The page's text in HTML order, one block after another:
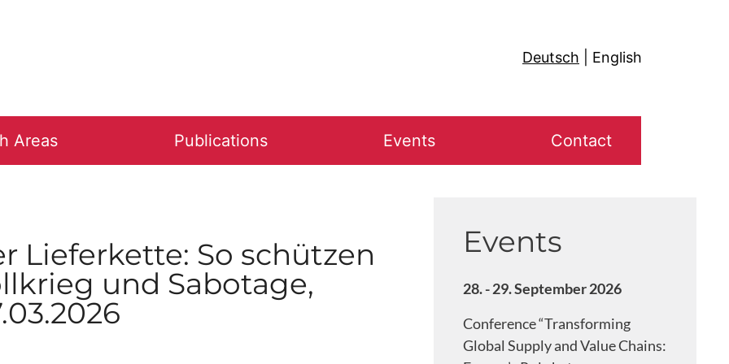
Deutsch English
Areas Publications Events Contact
Lieferkette: So schützen
und Sabotage,
Events
28. - 29. September 2026
Conference “Transforming
Global Supply and Value Chains: